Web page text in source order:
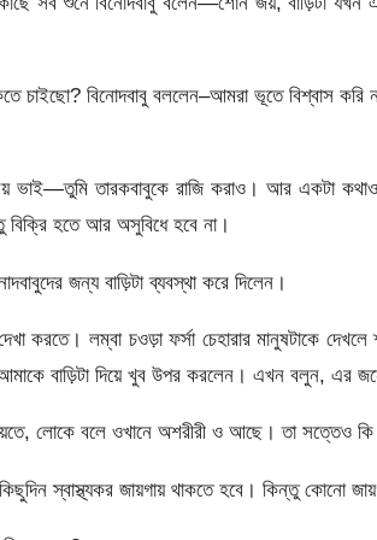
বিনােদবাবু বললেন–আমরা ভূতে বিশ্বাস করি
ভাই—তুমি তারকবাবুকে রাজি করাও। আর একটা
বিক্রি হতে আর অসুবিধে হবে না।
জন্য বাড়িটা ব্যবস্থা করে দিলেন।
দেখা করতে। লম্বা চওড়া ফর্সা চেহারার মানুষটাকে
আমাকে বাড়িটা দিয়ে খুব উপর করলেন। এখন বলুন, এর
লোকে বলে ওখানে অশরীরী ও আছে। তা সত্তেও কি
স্বাস্থ্যকর জায়গায় থাকতে হবে। কিন্তু কোনাে